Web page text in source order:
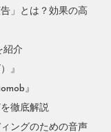
」とは？効果の高
紹介
』
』
徹底解説
ングのための音声